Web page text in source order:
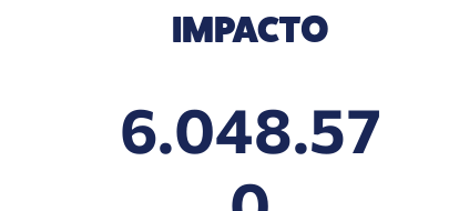
IMPACTO
6.048.57